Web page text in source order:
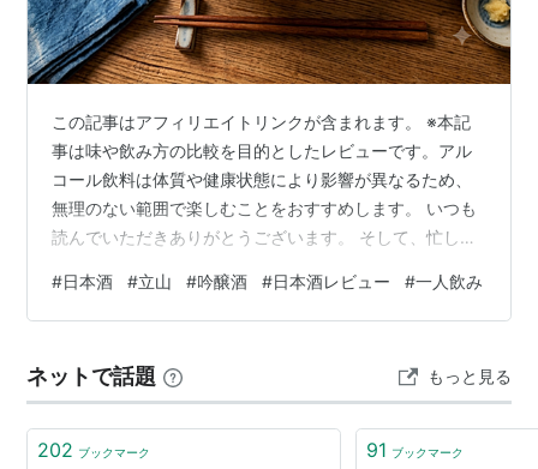
この記事はアフィリエイトリンクが含まれます。 ※本記
事は味や飲み方の比較を目的としたレビューです。アル
コール飲料は体質や健康状態により影響が異なるため、
無理のない範囲で楽しむことをおすすめします。 いつも
読んでいただきありがとうございます。 そして、忙しい
沢」 仕事で一日を終え、帰宅して心からリラックスでき
る時間は何よりも貴重です。そんな夜、ただアルコール
な贅沢」を取り入れてみませんか。今回は、コンビニや
スーパーでも手に取りやすく、それでいて本格的な日本
酒の魅力を教えてくれる「立山 吟醸55 …
#日本酒 #立山 #吟醸酒 #日本酒レビュー #一人飲み
ネットで話題 もっと見る
202 ブックマーク 91 ブックマーク